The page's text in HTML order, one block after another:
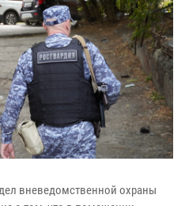
вневедомственной охраны